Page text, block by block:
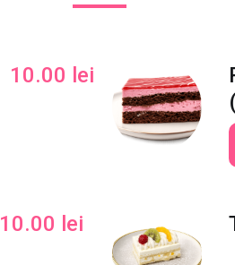
10.00 lei
10.00 lei